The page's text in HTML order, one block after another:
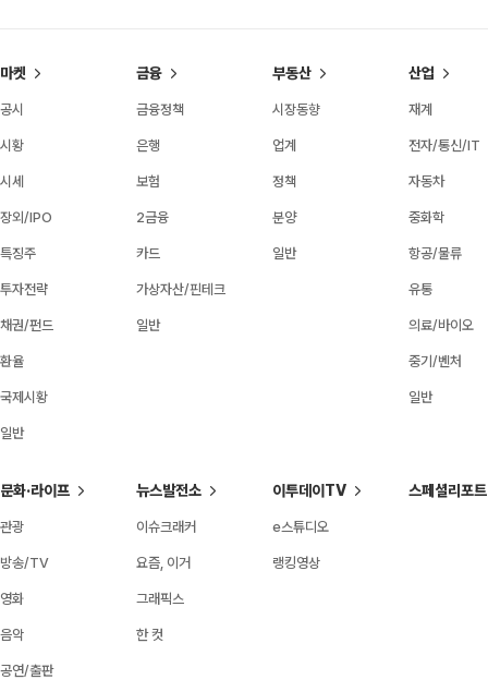
마켓
공시
시황
시세
장외/IPO
특징주
투자전략
채권/펀드
환율
국제시황
일반
금융
금융정책
은행
보험
2금융
카드
가상자산/핀테크
일반
부동산
시장동향
업계
정책
분양
일반
산업
재계
전자/통신/IT
자동차
중화학
항공/물류
유통
의료/바이오
중기/벤처
일반
문화·라이프
관광
방송/TV
영화
음악
공연/출판
뉴스발전소
이슈크래커
요즘, 이거
그래픽스
한 컷
이투데이TV
e스튜디오
랭킹영상
스페셜리포트